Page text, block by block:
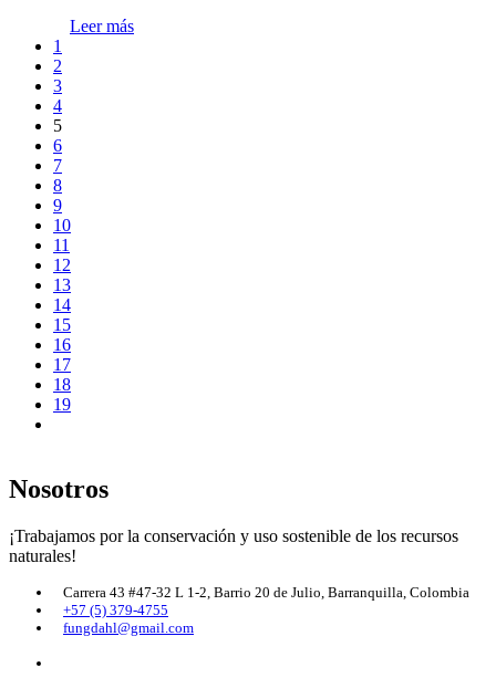
Leer más
1
2
3
4
5
6
7
8
9
10
11
12
13
14
15
16
17
18
19
Nosotros
¡Trabajamos por la conservación y uso sostenible de los recursos
naturales!
Carrera 43 #47-32 L 1-2, Barrio 20 de Julio, Barranquilla, Colombia
+57 (5) 379-4755
fungdahl@gmail.com